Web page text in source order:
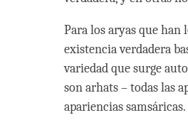
Para los aryas que
existencia verdadera
variedad que surge
son arhats – todas las
apariencias